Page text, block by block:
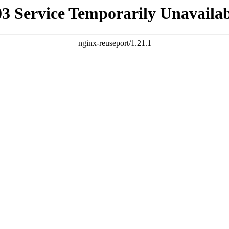
Service Temporarily
nginx-reuseport/1.21.1